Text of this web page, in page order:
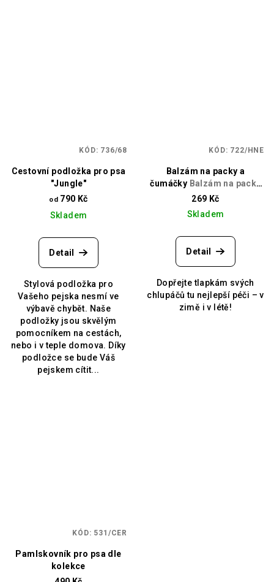
Cestovní podložka pro psa
"Jungle"
od 790 Kč
Skladem
Detail
Stylová podložka pro
Vašeho pejska nesmí ve
výbavě chybět. Naše
podložky jsou skvělým
pomocníkem na cestách,
nebo i v teple domova. Díky
podložce se bude Váš
pejskem cítit...
KÓD: 736/68
Balzám na packy a
čumáčky Balzám na packy
a čumáčky
269 Kč
Skladem
Detail
Dopřejte tlapkám svých
chlupáčů tu nejlepší péči – v
zimě i v létě!
KÓD: 722/HNE
Pamlskovník pro psa dle
kolekce
KÓD: 531/CER